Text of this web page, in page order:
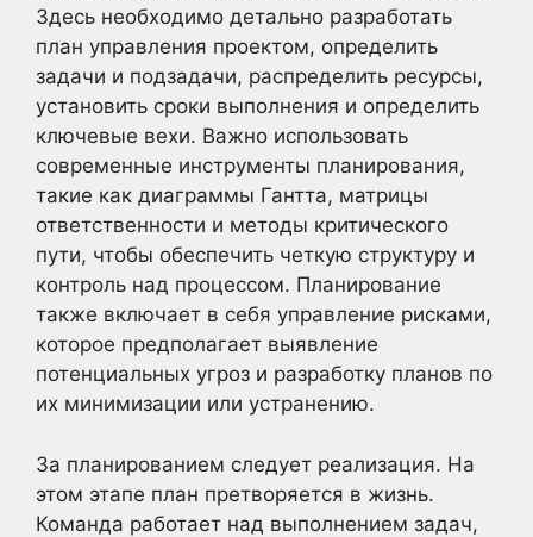
Здесь необходимо детально разработать
план управления проектом, определить
задачи и подзадачи, распределить ресурсы,
установить сроки выполнения и определить
ключевые вехи. Важно использовать
современные инструменты планирования,
такие как диаграммы Гантта, матрицы
ответственности и методы критического
пути, чтобы обеспечить четкую структуру и
контроль над процессом. Планирование
также включает в себя управление рисками,
которое предполагает выявление
потенциальных угроз и разработку планов по
их минимизации или устранению.
За планированием следует реализация. На
этом этапе план претворяется в жизнь.
Команда работает над выполнением задач,